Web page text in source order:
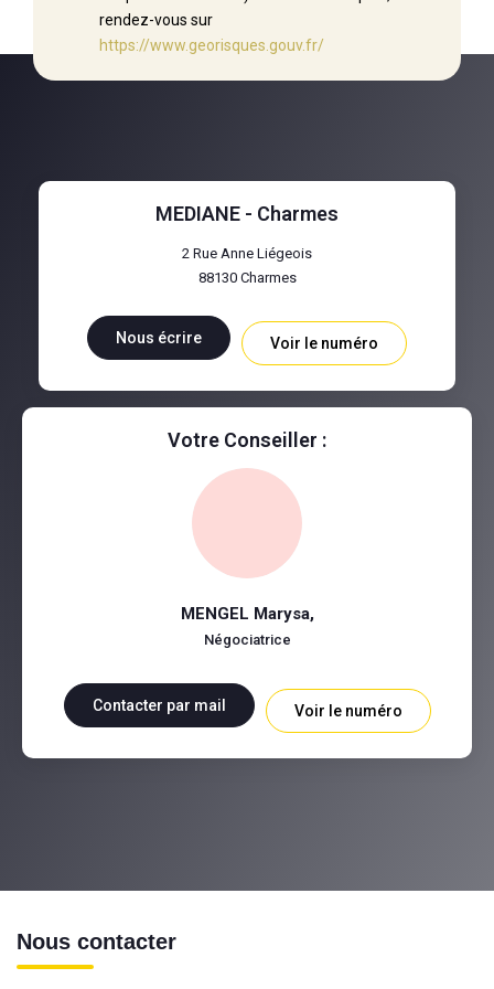
rendez-vous sur
https://www.georisques.gouv.fr/
MEDIANE - Charmes
2 Rue Anne Liégeois
88130 Charmes
Nous écrire Voir le numéro
Votre Conseiller :
MENGEL Marysa,
Négociatrice
Contacter par mail Voir le numéro
Nous contacter